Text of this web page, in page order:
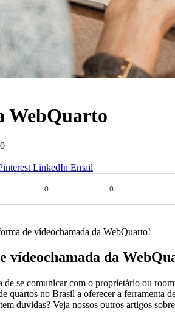
WebQuarto
LinkedIn Email
0 0
de vídeochamada da WebQuarto!
vídeochamada da
de se comunicar com o proprietário ou
quartos no Brasil a oferecer a ferramenta
duvidas? Veja nossos outros artigos